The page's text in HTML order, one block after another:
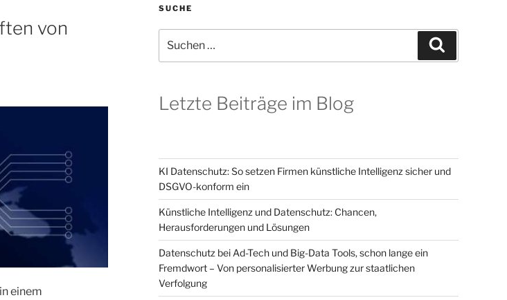
von
einem
SUCHE
nach:
Letzte Beiträge im Blog
KI Datenschutz: So setzen Firmen künstliche Intelligenz sicher und
DSGVO-konform ein
Künstliche Intelligenz und Datenschutz: Chancen,
Herausforderungen und Lösungen
Datenschutz bei Ad-Tech und Big-Data Tools, schon lange ein
Fremdwort – Von personalisierter Werbung zur staatlichen
Verfolgung